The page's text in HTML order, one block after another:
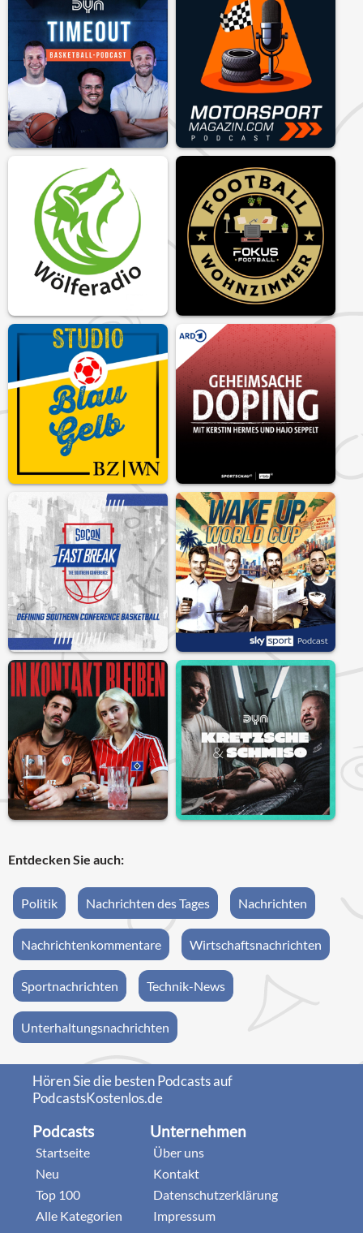
Entdecken Sie auch:
Politik Nachrichten des Tages Nachrichten
Nachrichtenkommentare Wirtschaftsnachrichten
Sportnachrichten Technik-News
Unterhaltungsnachrichten
Hören Sie die besten Podcasts auf
PodcastsKostenlos.de
Podcasts
Startseite
Neu
Top 100
Alle Kategorien
Unternehmen
Über uns
Kontakt
Datenschutzerklärung
Impressum